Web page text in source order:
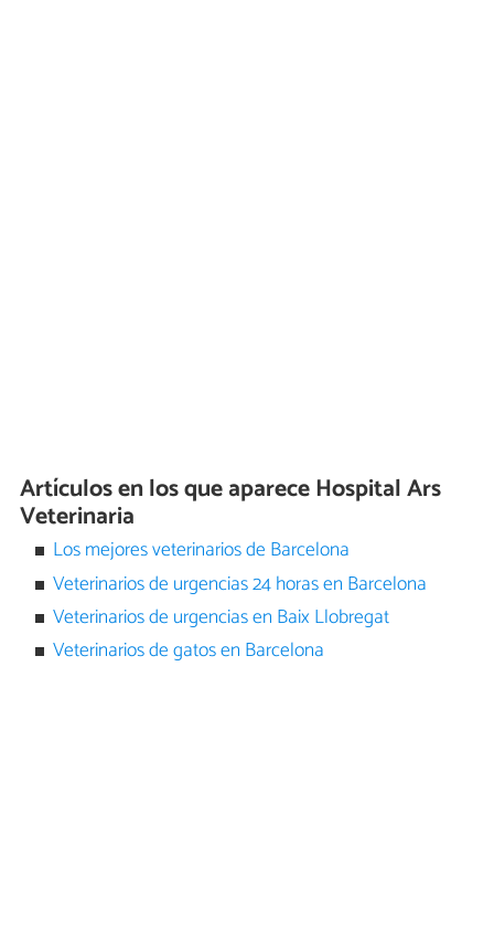
Artículos en los que aparece Hospital Ars
Veterinaria
Los mejores veterinarios de Barcelona
Veterinarios de urgencias 24 horas en Barcelona
Veterinarios de urgencias en Baix Llobregat
Veterinarios de gatos en Barcelona